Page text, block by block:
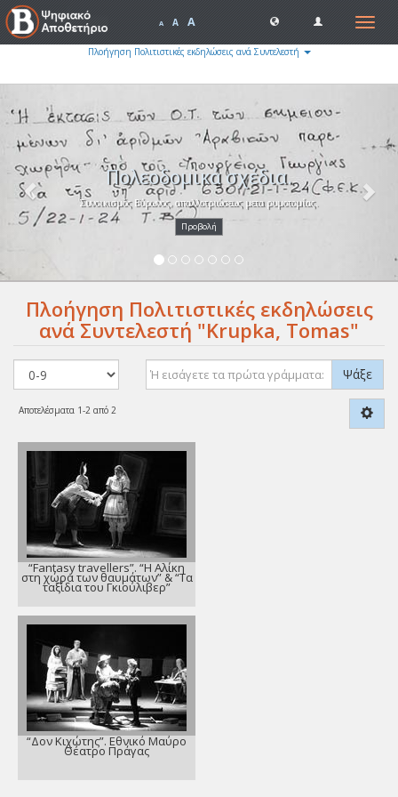
Toggle
A A A
Πλοήγηση Πολιτιστικές εκδηλώσεις ανά Συντελεστή
Πολεοδομικά σχέδια.
Συνοικισμός Βύρωνος, απαλλοτριώσεως μετα ρυμοτομίας.
Προβολή
Πλοήγηση Πολιτιστικές εκδηλώσεις
ανά Συντελεστή "Krupka, Tomas"
Ψάξε
Αποτελέσματα 1-2 από 2
“Fantasy travellers”. “Η Αλίκη
στη χώρα των θαυμάτων” & “Τα
ταξίδια του Γκιούλιβερ”
“Δον Κιχώτης”. Εθνικό Μαύρο
Θέατρο Πράγας